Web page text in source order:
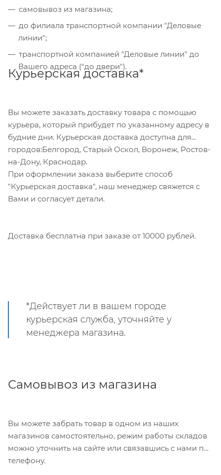
"Банковский перевод", при этом будет
сформирован счет, который Вы сможете скачать
на странице оформления заказа и оплатить по
обратившись в отделение своего банка.
Для данного способа оплаты доступны к выбору
самовывоз из магазина;
до филиала транспортной компании "Деловые
линии";
транспортной компанией "Деловые линии" до
Вашего адреса ("до двери").
Курьерская доставка*
Вы можете заказать доставку товара с помощью
курьера, который прибудет по указанному адресу в
будние дни. Курьерская доставка доступна для
городов:Белгород, Старый Оскол, Воронеж, Ростов-
на-Дону, Краснодар.
При оформлении заказа выберите способ
"Курьерская доставка", наш менеджер свяжется с
Вами и согласует детали.
Доставка бесплатна при заказе от 10000 рублей.
*Действует ли в вашем городе
курьерская служба, уточняйте у
менеджера магазина.
Самовывоз из магазина
Вы можете забрать товар в одном из наших
магазинов самостоятельно, режим работы складов
можно уточнить на сайте или связавшись с нами по
телефону.